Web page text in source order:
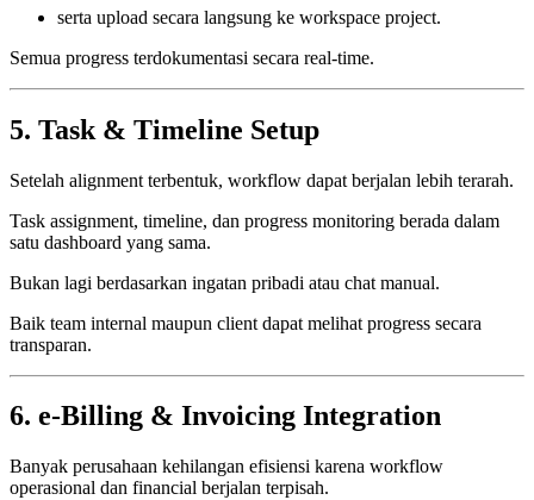
serta upload secara langsung ke workspace project.
Semua progress terdokumentasi secara real-time.
5. Task & Timeline Setup
Setelah alignment terbentuk, workflow dapat berjalan lebih terarah.
Task assignment, timeline, dan progress monitoring berada dalam
satu dashboard yang sama.
Bukan lagi berdasarkan ingatan pribadi atau chat manual.
Baik team internal maupun client dapat melihat progress secara
transparan.
6. e-Billing & Invoicing Integration
Banyak perusahaan kehilangan efisiensi karena workflow
operasional dan financial berjalan terpisah.